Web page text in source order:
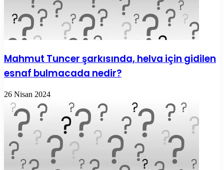
Mahmut Tuncer şarkısında, helva için gidilen
esnaf bulmacada nedir?
26 Nisan 2024